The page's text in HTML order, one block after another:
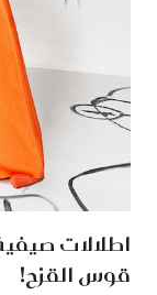
اطلالات
قوس القزح!